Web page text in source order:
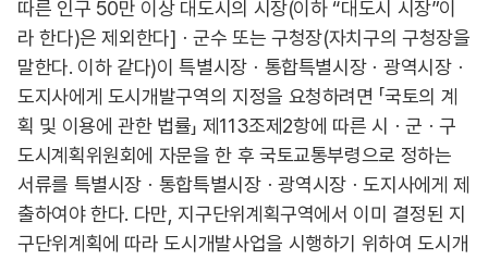
따른 인구 50만 이상 대도시의 시장(이하 “대도시 시장”이
라 한다)은 제외한다]ㆍ군수 또는 구청장(자치구의 구청장을
말한다. 이하 같다)이 특별시장ㆍ통합특별시장ㆍ광역시장ㆍ
도지사에게 도시개발구역의 지정을 요청하려면 「국토의 계
획 및 이용에 관한 법률」 제113조제2항에 따른 시ㆍ군ㆍ구
도시계획위원회에 자문을 한 후 국토교통부령으로 정하는
서류를 특별시장ㆍ통합특별시장ㆍ광역시장ㆍ도지사에게 제
출하여야 한다. 다만, 지구단위계획구역에서 이미 결정된 지
구단위계획에 따라 도시개발사업을 시행하기 위하여 도시개